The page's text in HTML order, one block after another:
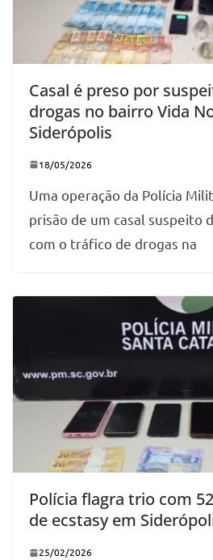
Casal é preso por
drogas no bairro Vida
Siderópolis
18/05/2026
Uma operação da Polícia
prisão de um casal suspeito
com o tráfico de drogas na
Polícia flagra trio com
de ecstasy em
25/02/2026